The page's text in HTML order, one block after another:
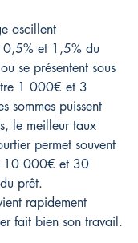
oscillent
0,5% et 1,5% du
se présentent sous
1 000€ et 3
sommes puissent
le meilleur taux
permet souvent
10 000€ et 30
prêt.
rapidement
fait bien son travail.